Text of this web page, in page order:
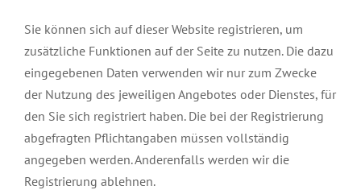
Sie können sich auf dieser Website registrieren, um
zusätzliche Funktionen auf der Seite zu nutzen. Die dazu
eingegebenen Daten verwenden wir nur zum Zwecke
der Nutzung des jeweiligen Angebotes oder Dienstes, für
den Sie sich registriert haben. Die bei der Registrierung
abgefragten Pflichtangaben müssen vollständig
angegeben werden. Anderenfalls werden wir die
Registrierung ablehnen.